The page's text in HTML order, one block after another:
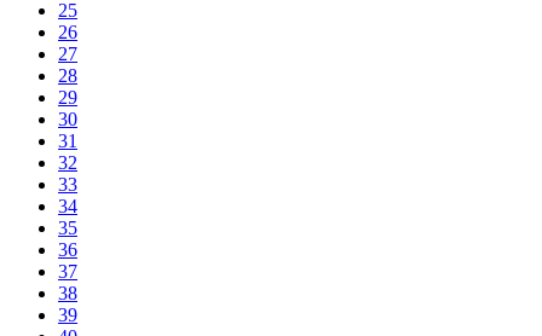
25
26
27
28
29
30
31
32
33
34
35
36
37
38
39